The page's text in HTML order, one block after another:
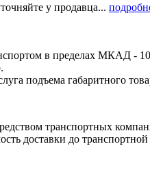
у продавца...
в пределах МКАД -
подъема габаритного
транспортных
доставки до